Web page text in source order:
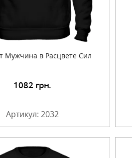
Мужчина в Расцвете Сил
1082 грн.
Артикул: 2032
Подробнее